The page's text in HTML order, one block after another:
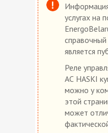
услугах на
справочный
является
Реле
АС HASKI
можно у
этой
может